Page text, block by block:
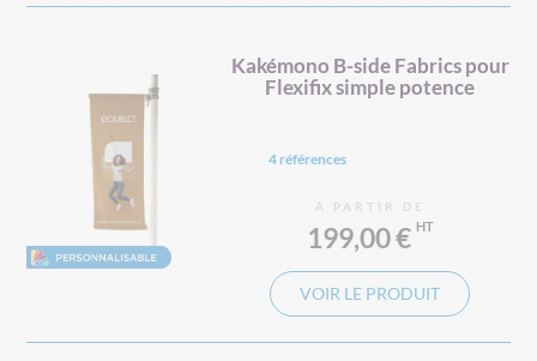
Kakémono B-side Fabrics pour
Flexifix simple potence
4 références
À PARTIR DE
199,00 €
VOIR LE PRODUIT